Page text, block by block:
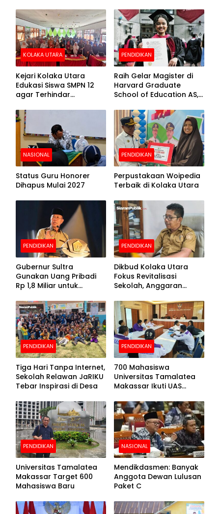
Beralas Tanah dan
Dinding Bolong-bolong
Puncak Hari
Bhayangkara ke-80
KOLAKA UTARA
Kejari Kolaka Utara
Edukasi Siswa SMPN 12
agar Terhindar
PENDIDIKAN
Raih Gelar Magister di
Harvard Graduate
School of Education AS,
Foto Putrinya Perlihatkan
Ijazah
NASIONAL
Status Guru Honorer
Dihapus Mulai 2027
PENDIDIKAN
Perpustakaan Woipedia
Terbaik di Kolaka Utara
PENDIDIKAN
Gubernur Sultra
Gunakan Uang Pribadi
Rp 1,8 Miliar untuk
Pendaftaran Segera
Dibuka
PENDIDIKAN
Dikbud Kolaka Utara
Fokus Revitalisasi
Sekolah, Anggaran
Miliar
PENDIDIKAN
Tiga Hari Tanpa Internet,
Sekolah Relawan JaRIKU
Tebar Inspirasi di Desa
PENDIDIKAN
700 Mahasiswa
Universitas Tamalatea
Makassar Ikuti UAS
PENDIDIKAN
Universitas Tamalatea
Makassar Target 600
Mahasiswa Baru
NASIONAL
Mendikdasmen: Banyak
Anggota Dewan Lulusan
Paket C